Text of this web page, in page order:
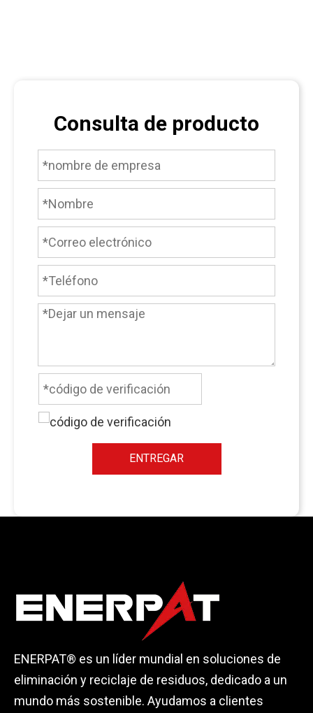
Consulta de producto
ENTREGAR
ENERPAT® es un líder mundial en soluciones de
eliminación y reciclaje de residuos, dedicado a un
mundo más sostenible. Ayudamos a clientes